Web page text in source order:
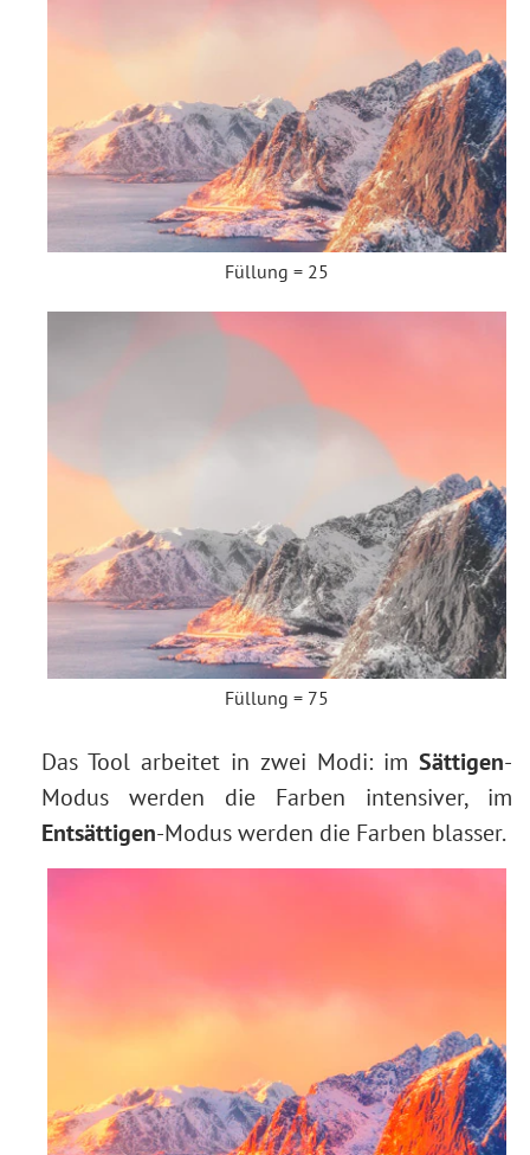
Füllung = 25
Füllung = 75
Das Tool arbeitet in zwei Modi: im Sättigen-
Modus werden die Farben intensiver, im
Entsättigen-Modus werden die Farben blasser.